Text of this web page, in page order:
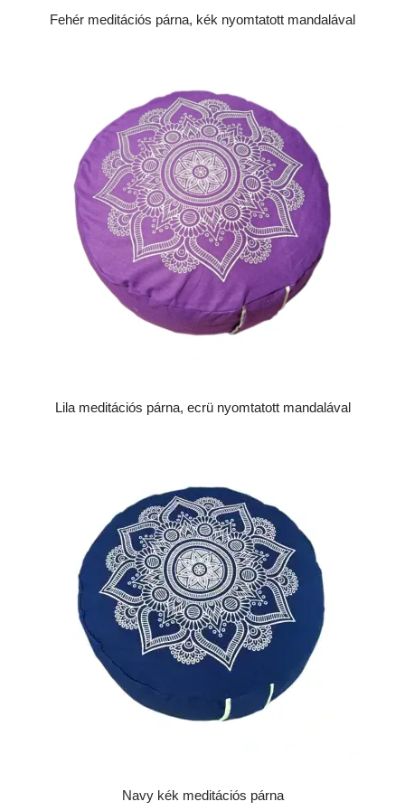
Fehér meditációs párna, kék nyomtatott mandalával
Lila meditációs párna, ecrü nyomtatott mandalával
Navy kék meditációs párna